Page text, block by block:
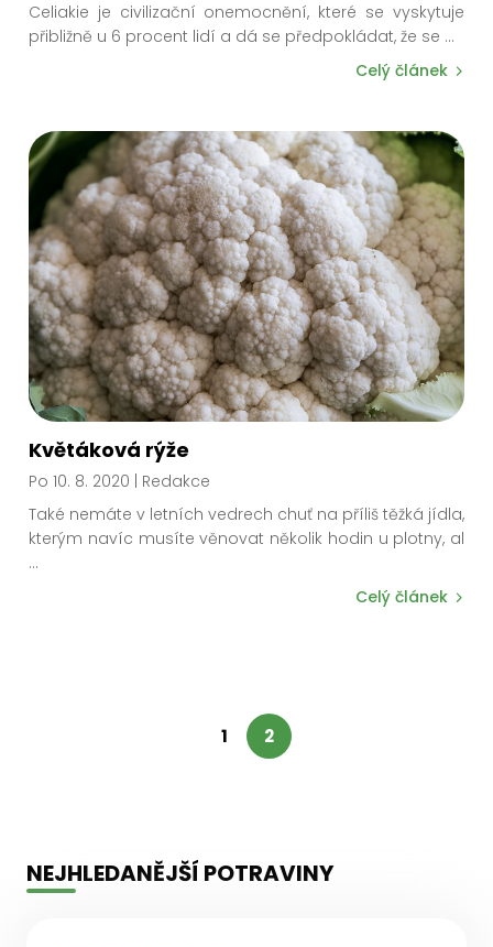
Celiakie je civilizační onemocnění, které se vyskytuje
přibližně u 6 procent lidí a dá se předpokládat, že se ...
Celý článek
Květáková rýže
Po 10. 8. 2020 | Redakce
Také nemáte v letních vedrech chuť na příliš těžká jídla,
kterým navíc musíte věnovat několik hodin u plotny, al
...
Celý článek
1 2
NEJHLEDANĚJŠÍ POTRAVINY